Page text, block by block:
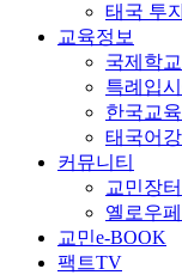
태국 투
교육정보
국제학
특례입
한국교
태국어
커뮤니티
교민장터
옐로우페
교민e-BOOK
팩트TV